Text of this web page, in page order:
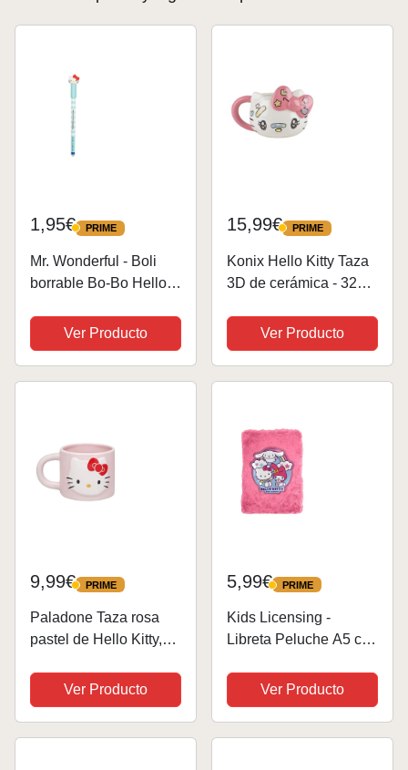
1,95€ PRIME
PRIME
Mr. Wonderful - Boli
borrable Bo-Bo Hello
dreaming - Boli con
tinta azul - Bolígrafo
con diseño de Hello
Ver Producto
15,99€ PRIME
PRIME
Konix Hello Kitty Taza
3D de cerámica - 320
Blanco y rosa
Ver Producto
9,99€ PRIME
PRIME
Paladone Taza rosa
pastel de Hello Kitty,
Sanrio, 400 ml, taza de
café de cerámica
grande para té y
Ver Producto
5,99€ PRIME
PRIME
Kids Licensing -
Libreta Peluche A5 con
Cuaderno Infantil
Suave de Hello Kitty &
Friends para Niñas,
Ver Producto